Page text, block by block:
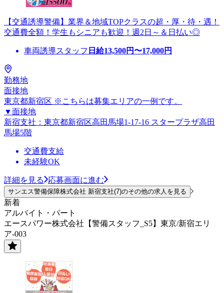
【交通誘導警備】業界＆地域TOPクラスの超・厚・待・遇！
交通費全額！学生もシニアも歓迎！週2日～＆日払い◎
車両誘導スタッフ 日給13,500円〜17,000円
勤務地
面接地
東京都新宿区 ※こちらは募集エリアの一例です。
▼面接地
新宿支社：東京都新宿区高田馬場1-17-16 スタープラザ高田
馬場5階
交通費支給
未経験OK
詳細を見る 応募画面に進む
サンエス警備保障株式会社 新宿支社(7)のその他の求人を見る
新着
アルバイト・パート
エースパワー株式会社【警備スタッフ_S5】東京/新宿エリ
ア-003